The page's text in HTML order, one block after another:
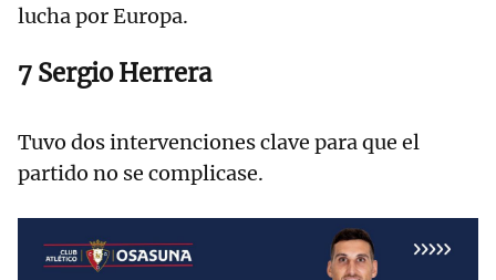
lucha por Europa.
7 Sergio Herrera
Tuvo dos intervenciones clave para que el
partido no se complicase.